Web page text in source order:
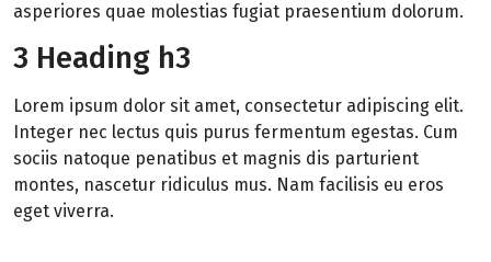
asperiores quae molestias fugiat praesentium dolorum.
3 Heading h3
Lorem ipsum dolor sit amet, consectetur adipiscing elit.
Integer nec lectus quis purus fermentum egestas. Cum
sociis natoque penatibus et magnis dis parturient
montes, nascetur ridiculus mus. Nam facilisis eu eros
eget viverra.